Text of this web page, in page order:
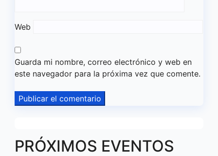
Web
Guarda mi nombre, correo electrónico y web en
este navegador para la próxima vez que comente.
PRÓXIMOS EVENTOS